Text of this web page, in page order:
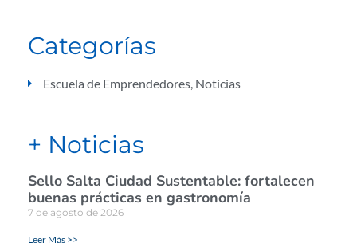
Categorías
Escuela de Emprendedores, Noticias
+ Noticias
Sello Salta Ciudad Sustentable: fortalecen
buenas prácticas en gastronomía
7 de agosto de 2026
Leer Más >>